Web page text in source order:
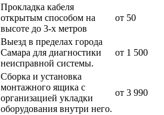
Прокладка кабеля
открытым способом на
высоте до 3-х метров
от 50
Выезд в пределах города
Самара для диагностики
неисправной системы.
от 1 500
Сборка и установка
монтажного ящика с
организацией укладки
оборудования внутри него.
от 3 990